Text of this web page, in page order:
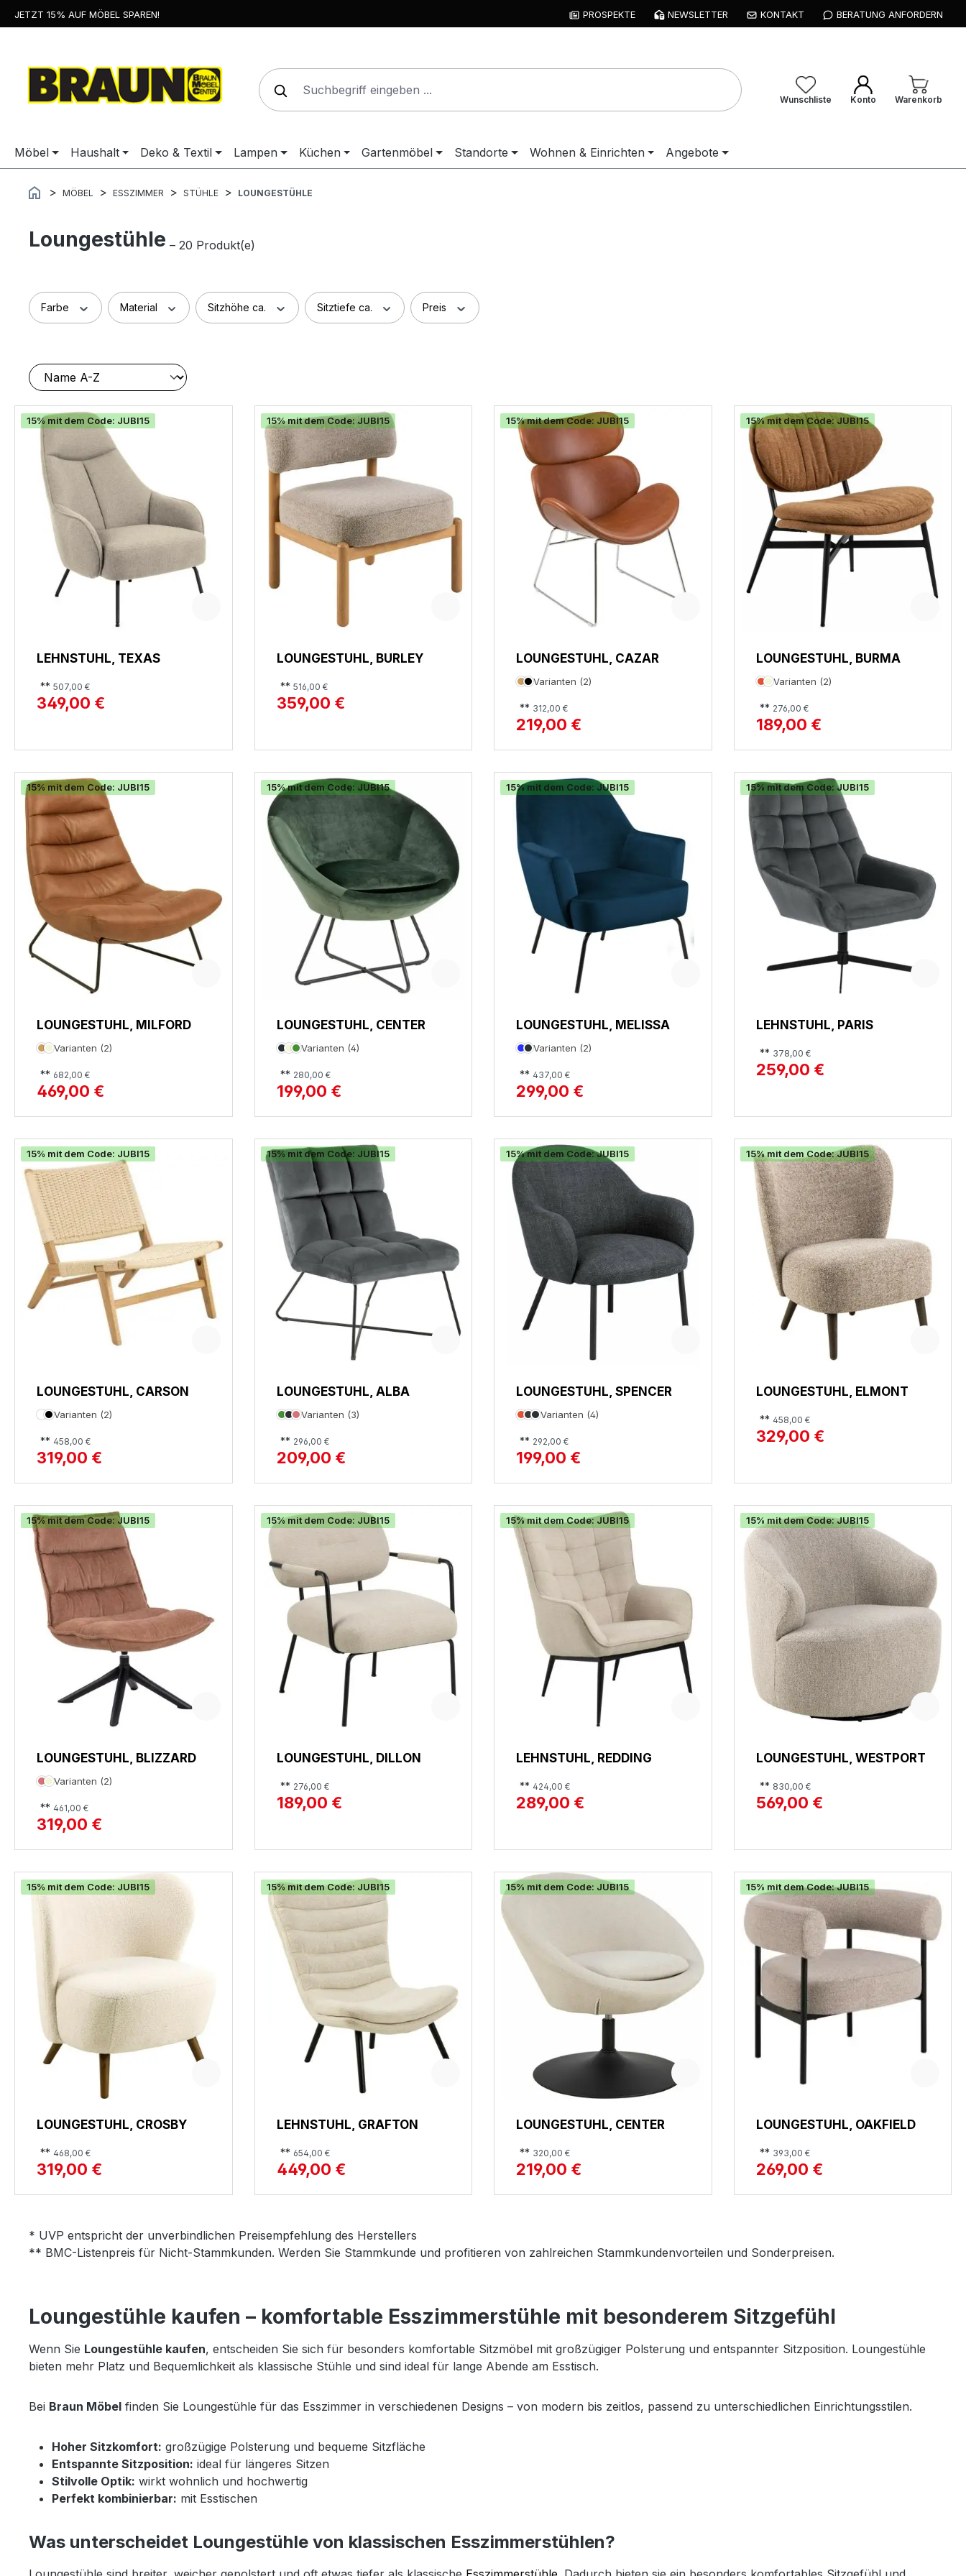
Zur Hauptnavigation springen
JETZT 15% AUF MÖBEL SPAREN! PROSPEKTE NEWSLETTER KONTAKT BERATUNG ANFORDERN
Wunschliste Konto Warenkorb
Möbel Haushalt Deko & Textil Lampen Küchen Gartenmöbel Standorte Wohnen & Einrichten Angebote
MÖBEL ESSZIMMER STÜHLE LOUNGESTÜHLE
Loungestühle – 20 Produkt(e)
Farbe Material Sitzhöhe ca. Sitztiefe ca. Preis
15% mit dem Code: JUBI15
LEHNSTUHL, TEXAS
** 507,00 €
349,00 €
15% mit dem Code: JUBI15
LOUNGESTUHL, BURLEY
** 516,00 €
359,00 €
15% mit dem Code: JUBI15
LOUNGESTUHL, CAZAR
Varianten (2)
** 312,00 €
219,00 €
15% mit dem Code: JUBI15
LOUNGESTUHL, BURMA
Varianten (2)
** 276,00 €
189,00 €
15% mit dem Code: JUBI15
LOUNGESTUHL, MILFORD
Varianten (2)
** 682,00 €
469,00 €
15% mit dem Code: JUBI15
LOUNGESTUHL, CENTER
Varianten (4)
** 280,00 €
199,00 €
15% mit dem Code: JUBI15
LOUNGESTUHL, MELISSA
Varianten (2)
** 437,00 €
299,00 €
15% mit dem Code: JUBI15
LEHNSTUHL, PARIS
** 378,00 €
259,00 €
15% mit dem Code: JUBI15
LOUNGESTUHL, CARSON
Varianten (2)
** 458,00 €
319,00 €
15% mit dem Code: JUBI15
LOUNGESTUHL, ALBA
Varianten (3)
** 296,00 €
209,00 €
15% mit dem Code: JUBI15
LOUNGESTUHL, SPENCER
Varianten (4)
** 292,00 €
199,00 €
15% mit dem Code: JUBI15
LOUNGESTUHL, ELMONT
** 458,00 €
329,00 €
15% mit dem Code: JUBI15
LOUNGESTUHL, BLIZZARD
Varianten (2)
** 461,00 €
319,00 €
15% mit dem Code: JUBI15
LOUNGESTUHL, DILLON
** 276,00 €
189,00 €
15% mit dem Code: JUBI15
LEHNSTUHL, REDDING
** 424,00 €
289,00 €
15% mit dem Code: JUBI15
LOUNGESTUHL, WESTPORT
** 830,00 €
569,00 €
15% mit dem Code: JUBI15
LOUNGESTUHL, CROSBY
** 468,00 €
319,00 €
15% mit dem Code: JUBI15
LEHNSTUHL, GRAFTON
** 654,00 €
449,00 €
15% mit dem Code: JUBI15
LOUNGESTUHL, CENTER
** 320,00 €
219,00 €
15% mit dem Code: JUBI15
LOUNGESTUHL, OAKFIELD
** 393,00 €
269,00 €
* UVP entspricht der unverbindlichen Preisempfehlung des Herstellers
** BMC-Listenpreis für Nicht-Stammkunden. Werden Sie Stammkunde und profitieren von zahlreichen Stammkundenvorteilen und Sonderpreisen.
Loungestühle kaufen – komfortable Esszimmerstühle mit besonderem Sitzgefühl
Wenn Sie Loungestühle kaufen, entscheiden Sie sich für besonders komfortable Sitzmöbel mit großzügiger Polsterung und entspannter Sitzposition. Loungestühle
bieten mehr Platz und Bequemlichkeit als klassische Stühle und sind ideal für lange Abende am Esstisch.
Bei Braun Möbel finden Sie Loungestühle für das Esszimmer in verschiedenen Designs – von modern bis zeitlos, passend zu unterschiedlichen Einrichtungsstilen.
Hoher Sitzkomfort: großzügige Polsterung und bequeme Sitzfläche
Entspannte Sitzposition: ideal für längeres Sitzen
Stilvolle Optik: wirkt wohnlich und hochwertig
Perfekt kombinierbar: mit Esstischen
Was unterscheidet Loungestühle von klassischen Esszimmerstühlen?